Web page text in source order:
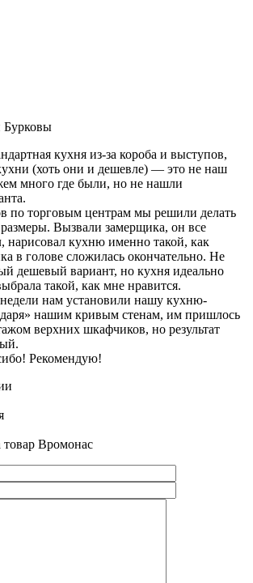
Бурковы
кухня из-за короба и выступов,
(хоть они и дешевле) — это не наш
много где были, но не нашли
по торговым центрам мы решили делать
Вызвали замерщика, он все
нарисовал кухню именно такой, как
в голове сложилась окончательно. Не
дешевый вариант, но кухня идеально
такой, как мне нравится.
нам установили нашу кухню-
нашим кривым стенам, им пришлось
верхних шкафчиков, но результат
Рекомендую!
товар Вромонас